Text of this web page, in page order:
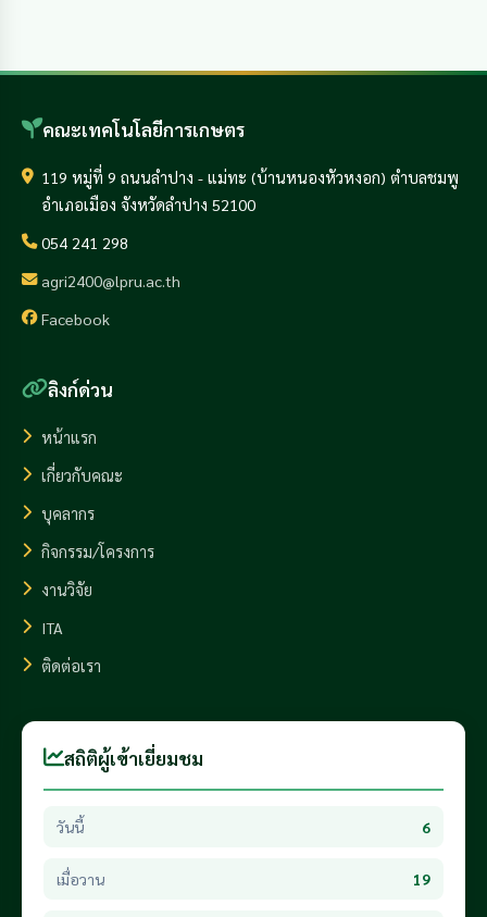
คณะเทคโนโลยีการเกษตร
119 หมู่ที่ 9 ถนนลำปาง - แม่ทะ (บ้านหนองหัวหงอก) ตำบลชมพู
อำเภอเมือง จังหวัดลำปาง 52100
054 241 298
agri2400@lpru.ac.th
Facebook
ลิงก์ด่วน
หน้าแรก
เกี่ยวกับคณะ
บุคลากร
กิจกรรม/โครงการ
งานวิจัย
ITA
ติดต่อเรา
สถิติผู้เข้าเยี่ยมชม
วันนี้ 6
เมื่อวาน 19